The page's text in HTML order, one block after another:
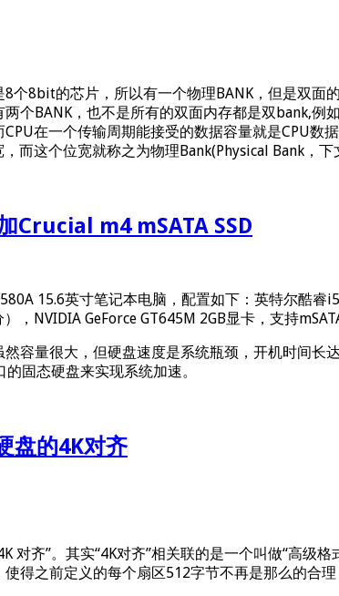
个8bit的芯片，所以有一个物理BANK，但是双
个BANK，也不是所有的双面内存都是双bank,
在一个传输周期能接受的数据容量就是CPU
而这个位宽就称之为物理Bank(Physical Bank，下
Crucial m4 mSATA SSD
15.6英寸笔记本电脑，配置如下：英特尔酷
，NVIDIA GeForce GT645M 2GB显卡，支持
容量很大，但硬盘速度是系统瓶颈，开机时间
固态硬盘来实现系统加速。
盘的4K对齐
对齐”。其实“4K对齐”相关联的是一个叫做“高级
得之前定义的每个扇区512字节不再是那么的合